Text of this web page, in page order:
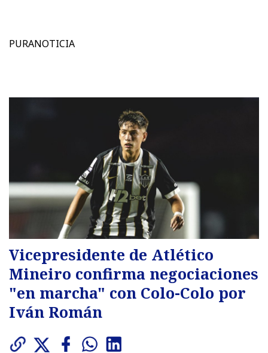
PURANOTICIA
Vicepresidente de Atlético
Mineiro confirma negociaciones
"en marcha" con Colo-Colo por
Iván Román